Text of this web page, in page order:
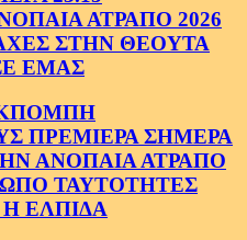
ΑΤΡΑΠΟ 2026
ΣΤΗΝ ΘΕΟΥΤΑ
ΕΜΑΣ
ΠΡΕΜΙΕΡΑ ΣΗΜΕΡΑ
ΑΝΟΠΑΙΑ ΑΤΡΑΠΟ
ΤΑΥΤΟΤΗΤΕΣ
Η ΕΛΠΙΔΑ